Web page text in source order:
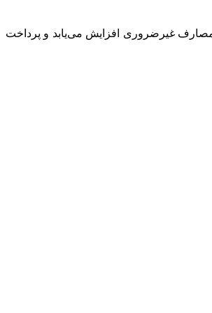
مصارف غیرضروری افزایش می‌یابد و پرداخت